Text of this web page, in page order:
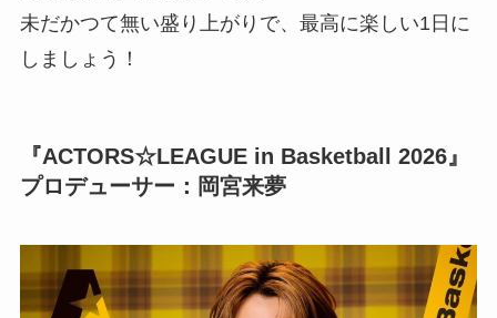
未だかつて無い盛り上がりで、最高に楽しい1日に
しましょう！
『ACTORS☆LEAGUE in Basketball 2026』
プロデューサー：岡宮来夢